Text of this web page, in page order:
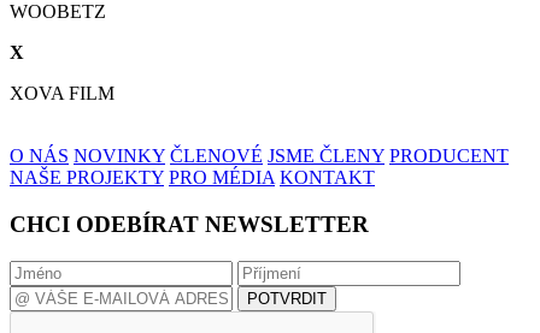
WOOBETZ
X
XOVA FILM
O NÁS NOVINKY ČLENOVÉ JSME ČLENY PRODUCENT
NAŠE PROJEKTY PRO MÉDIA KONTAKT
CHCI ODEBÍRAT NEWSLETTER
POTVRDIT